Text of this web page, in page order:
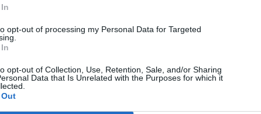
opt-out of processing my Personal Data for Targeted
opt-out of Collection, Use, Retention, Sale, and/or Sharing
Data that Is Unrelated with the Purposes for which it